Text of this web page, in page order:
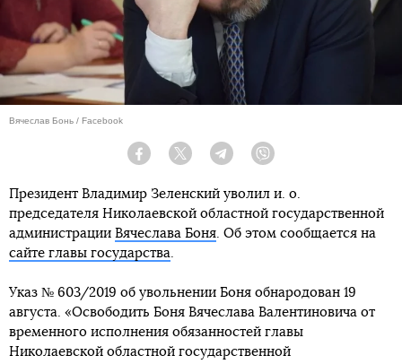
Вячеслав Бонь / Facebook
Facebook Twitter Telegram
Президент Владимир Зеленский уволил и. о.
председателя Николаевской областной государственной
администрации Вячеслава Боня. Об этом сообщается на
сайте главы государства.
Указ № 603/2019 об увольнении Боня обнародован 19
августа. «Освободить Боня Вячеслава Валентиновича от
временного исполнения обязанностей главы
Николаевской областной государственной